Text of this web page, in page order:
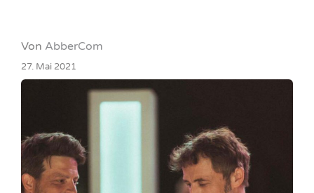
Von AbberCom
27. Mai 2021